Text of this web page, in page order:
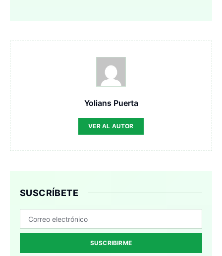
Yolians Puerta
VER AL AUTOR
SUSCRÍBETE
SUSCRIBIRME